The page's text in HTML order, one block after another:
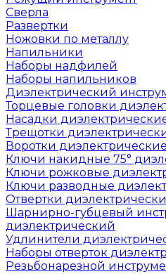
Сверла
Развертки
Ножовки по металлу
Напильники
Наборы надфилей
Наборы напильников
Диэлектрический
Торцевые головки
Насадки
Трещотки
Воротки диэлектрические
Ключи накидные 75°
Ключи рожковые
Ключи разводные
Отвертки
Шарнирно-губцевый
диэлектрический
Удлинители
Наборы отверток
Резьбонарезной